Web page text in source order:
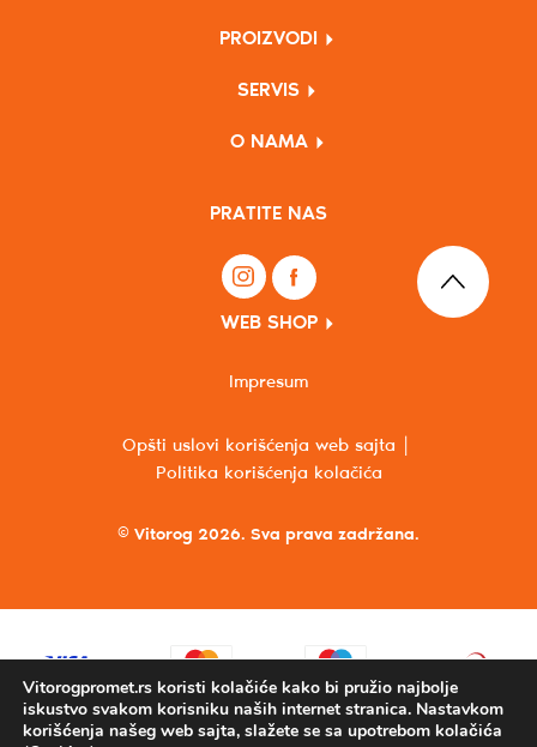
PROIZVODI
SERVIS
O NAMA
PRATITE NAS
WEB SHOP
© Vitorog 2026. Sva prava zadržana.
Opšti uslovi korišćenja web sajta
Politika korišćenja kolačića
Impresum
Vitorogpromet.rs koristi kolačiće kako bi pružio najbolje
iskustvo svakom korisniku naših internet stranica. Nastavkom
korišćenja našeg web sajta, slažete se sa upotrebom kolačića